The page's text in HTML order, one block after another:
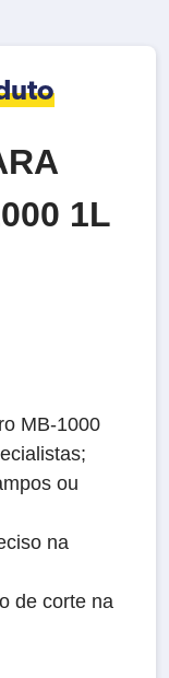
1L
MB-1000
ou
na
de corte na